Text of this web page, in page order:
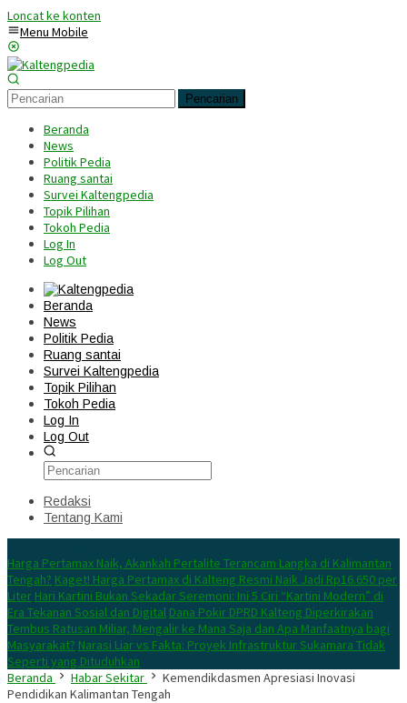
Loncat ke konten
Menu Mobile
Pencarian
Beranda
News
Politik Pedia
Ruang santai
Survei Kaltengpedia
Topik Pilihan
Tokoh Pedia
Log In
Log Out
Beranda
News
Politik Pedia
Ruang santai
Survei Kaltengpedia
Topik Pilihan
Tokoh Pedia
Log In
Log Out
Redaksi
Tentang Kami
Harga Pertamax Naik, Akankah Pertalite Terancam Langka di Kalimantan
Tengah? Kaget! Harga Pertamax di Kalteng Resmi Naik Jadi Rp16.650 per
Liter Hari Kartini Bukan Sekadar Seremoni: Ini 5 Ciri “Kartini Modern” di
Era Tekanan Sosial dan Digital Dana Pokir DPRD Kalteng Diperkirakan
Tembus Ratusan Miliar, Mengalir ke Mana Saja dan Apa Manfaatnya bagi
Masyarakat? Narasi Liar vs Fakta: Proyek Infrastruktur Sukamara Tidak
Seperti yang Dituduhkan
Beranda
Habar Sekitar
Kemendikdasmen Apresiasi Inovasi
Pendidikan Kalimantan Tengah